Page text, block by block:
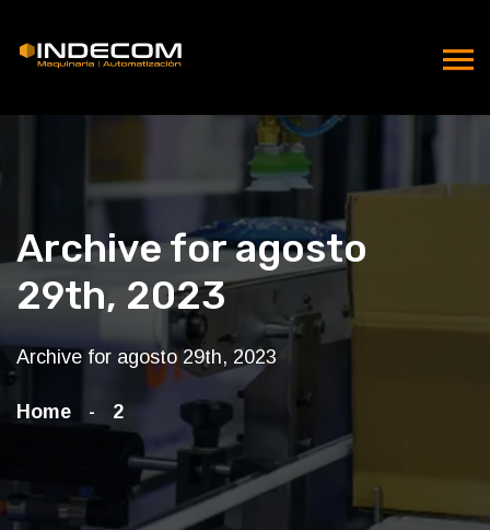
Archive for agosto
29th, 2023
Archive for agosto 29th, 2023
Home 2